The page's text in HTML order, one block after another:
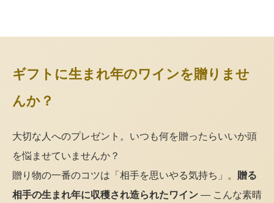
ギフトに生まれ年のワインを贈りませ
んか？
大切な人へのプレゼント。いつも何を贈ったらいいか頭
を悩ませていませんか？
贈り物の一番のコツは「相手を思いやる気持ち」。 贈る
相手の生まれ年に収穫され造られたワイン — こんな素晴